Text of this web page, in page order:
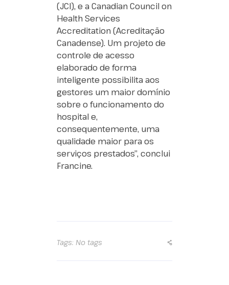
(JCI), e a Canadian Council on
Health Services
Accreditation (Acreditação
Canadense). Um projeto de
controle de acesso
elaborado de forma
inteligente possibilita aos
gestores um maior domínio
sobre o funcionamento do
hospital e,
consequentemente, uma
qualidade maior para os
serviços prestados”, conclui
Francine.
Tags: No tags